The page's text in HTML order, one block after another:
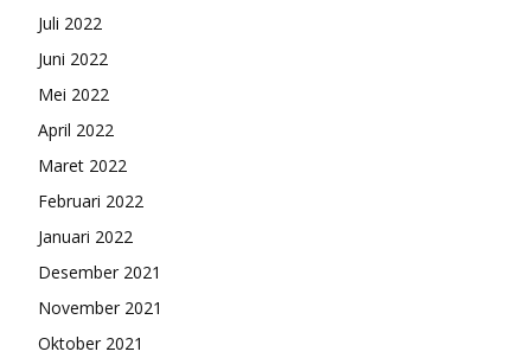
Juli 2022
Juni 2022
Mei 2022
April 2022
Maret 2022
Februari 2022
Januari 2022
Desember 2021
November 2021
Oktober 2021